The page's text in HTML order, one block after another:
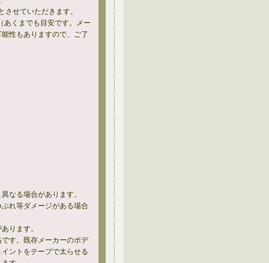
せていただきます。
あくまでも目安です。メー
性もありますので、ご了
なる場合があります。
れ等ダメージがある場合
ります。
す。既存メーカーのボデ
ントをテープで太らせる